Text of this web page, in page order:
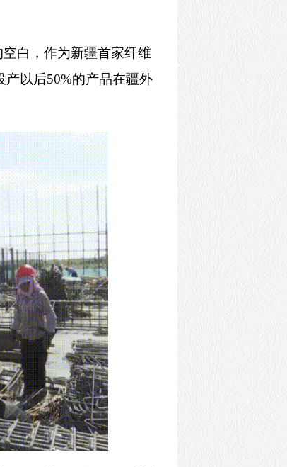
白，作为新疆首家纤维
以后50%的产品在疆外